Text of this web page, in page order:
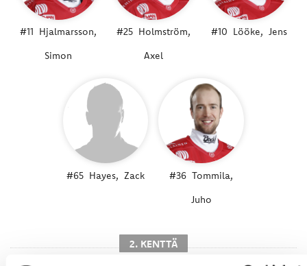
#11 Hjalmarsson,
Simon
#25 Holmström,
Axel
#10 Lööke, Jens
#65 Hayes, Zack #36 Tommila,
Juho
2. KENTTÄ